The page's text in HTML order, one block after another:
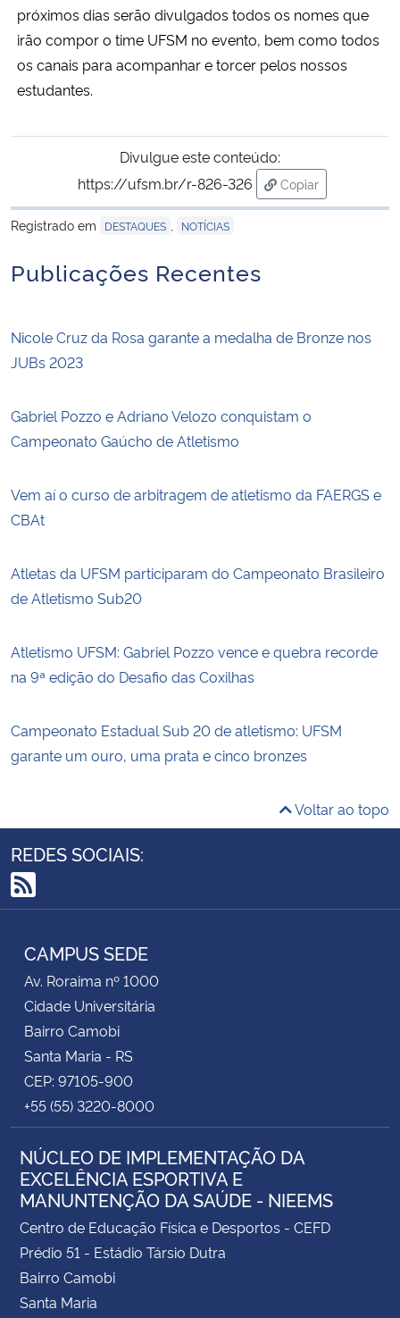
próximos dias serão divulgados todos os nomes que
irão compor o time UFSM no evento, bem como todos
os canais para acompanhar e torcer pelos nossos
estudantes.
Divulgue este conteúdo:
https://ufsm.br/r-826-326
Copiar
para área de
Registrado em
DESTAQUES NOTÍCIAS
Publicações Recentes
Nicole Cruz da Rosa garante a medalha de Bronze nos
JUBs 2023
Gabriel Pozzo e Adriano Velozo conquistam o
Campeonato Gaúcho de Atletismo
Vem aí o curso de arbitragem de atletismo da FAERGS e
CBAt
Atletas da UFSM participaram do Campeonato Brasileiro
de Atletismo Sub20
Atletismo UFSM: Gabriel Pozzo vence e quebra recorde
na 9ª edição do Desafio das Coxilhas
Campeonato Estadual Sub 20 de atletismo: UFSM
garante um ouro, uma prata e cinco bronzes
Voltar ao topo
REDES SOCIAIS:
RSS
CAMPUS SEDE
Av. Roraima nº 1000
Cidade Universitária
Bairro Camobi
Santa Maria - RS
CEP: 97105-900
+55 (55) 3220-8000
NÚCLEO DE IMPLEMENTAÇÃO DA
EXCELÊNCIA ESPORTIVA E
MANUNTENÇÃO DA SAÚDE - NIEEMS
Centro de Educação Física e Desportos - CEFD
Prédio 51 - Estádio Társio Dutra
Bairro Camobi
Santa Maria